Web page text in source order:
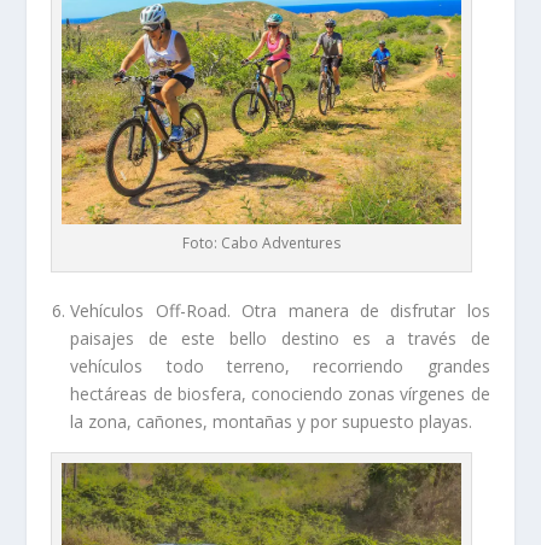
Foto: Cabo Adventures
Vehículos Off-Road. Otra manera de disfrutar los
paisajes de este bello destino es a través de
vehículos todo terreno, recorriendo grandes
hectáreas de biosfera, conociendo zonas vírgenes de
la zona, cañones, montañas y por supuesto playas.